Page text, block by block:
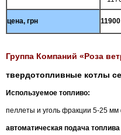
цена, грн 11900
Группа Компаний «Роза
твердотопливные котлы
Используемое топливо:
пеллеты и уголь фракции 5-25 мм
автоматическая подача топлива